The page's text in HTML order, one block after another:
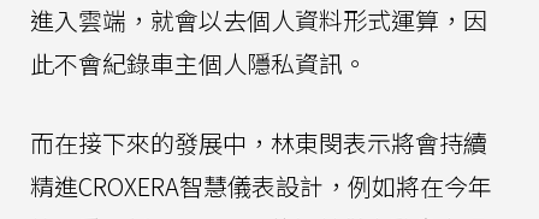
進入雲端，就會以去個人資料形式運算，因
此不會紀錄車主個人隱私資訊。
而在接下來的發展中，林東閔表示將會持續
精進CROXERA智慧儀表設計，例如將在今年